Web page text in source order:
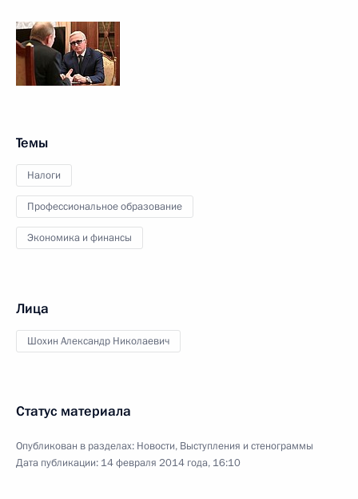
Темы
Налоги
Профессиональное образование
Экономика и финансы
Лица
Шохин Александр Николаевич
Статус материала
Опубликован в разделах: Новости, Выступления и стенограммы
Дата публикации: 14 февраля 2014 года, 16:10